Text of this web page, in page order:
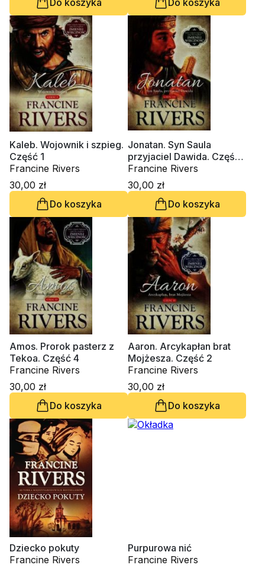
Kaleb. Wojownik i szpieg.
Część 1
Francine Rivers
30,00 zł
Do koszyka
Jonatan. Syn Saula
przyjaciel Dawida. Część
3
Francine Rivers
30,00 zł
Do koszyka
Amos. Prorok pasterz z
Tekoa. Część 4
Francine Rivers
30,00 zł
Do koszyka
Aaron. Arcykapłan brat
Mojżesza. Część 2
Francine Rivers
30,00 zł
Do koszyka
Dziecko pokuty
Francine Rivers
Purpurowa nić
Francine Rivers